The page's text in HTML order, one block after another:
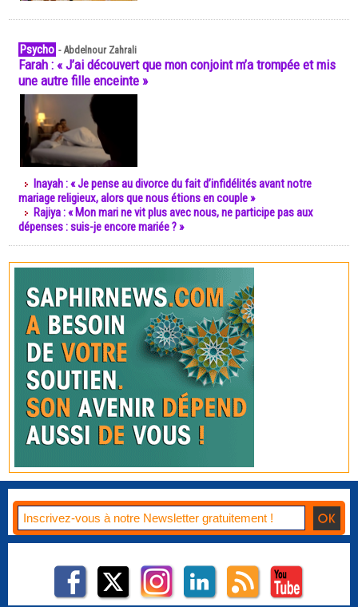
Psycho -Abdelnour Zahrali
Farah : « J’ai découvert que mon conjoint m’a trompée et mis
une autre fille enceinte »
Inayah : « Je pense au divorce du fait d’infidélités avant notre
mariage religieux, alors que nous étions en couple »
Rajiya : « Mon mari ne vit plus avec nous, ne participe pas aux
dépenses : suis-je encore mariée ? »